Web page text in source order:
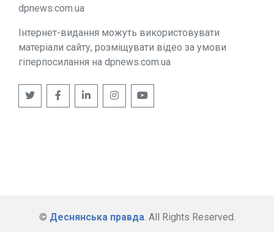
dpnews.com.ua
Інтернет-видання можуть використовувати
матеріали сайту, розміщувати відео за умови
гіперпосилання на dpnews.com.ua
© Деснянська правда. All Rights Reserved.